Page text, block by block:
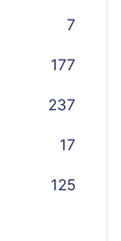
7
177
237
17
125